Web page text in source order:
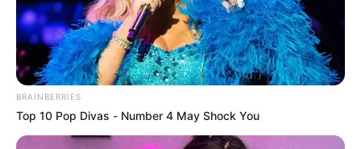
Video deja al descubierto
a alias ‘La Enfermera’, de
las disidencias: ofrecen
$100 millones por su
captura
NORDESTE ANTIOQUEÑO
BRAINBERRIES
Top 10 Pop Divas - Number 4 May Shock You